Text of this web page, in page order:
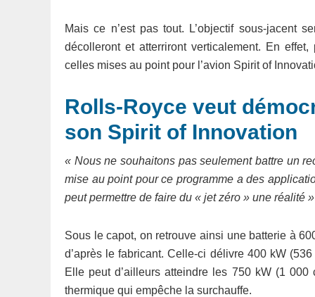
Mais ce n’est pas tout. L’objectif sous-jacent
décolleront et atterriront verticalement. En
celles mises au point pour l’avion Spirit of
Rolls-Royce veut
son Spirit of Innovation
« Nous ne souhaitons pas seulement battre un
mise au point pour ce programme a des
peut permettre de faire du « jet zéro » une réalité »
Sous le capot, on retrouve ainsi une batterie à
d’après le fabricant. Celle-ci délivre 400 kW
Elle peut d’ailleurs atteindre les 750 kW (1
thermique qui empêche la surchauffe.